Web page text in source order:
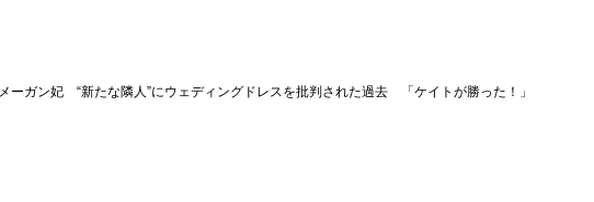
メーガン妃 “新たな隣人”にウェディングドレスを批判された過去 「ケイトが勝った！」